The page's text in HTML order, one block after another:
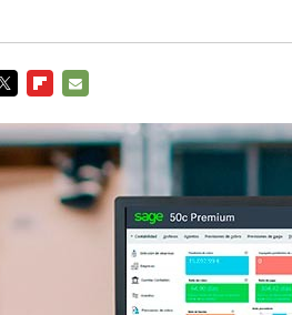
MAIL